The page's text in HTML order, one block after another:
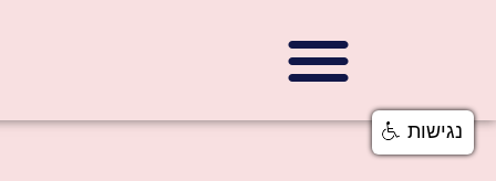
נגישות